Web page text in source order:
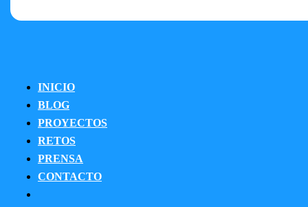
INICIO
BLOG
PROYECTOS
RETOS
PRENSA
CONTACTO